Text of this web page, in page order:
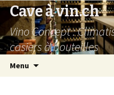
Cave à vin.ch
Vino Concept :
casiers à bouteilles
Menu